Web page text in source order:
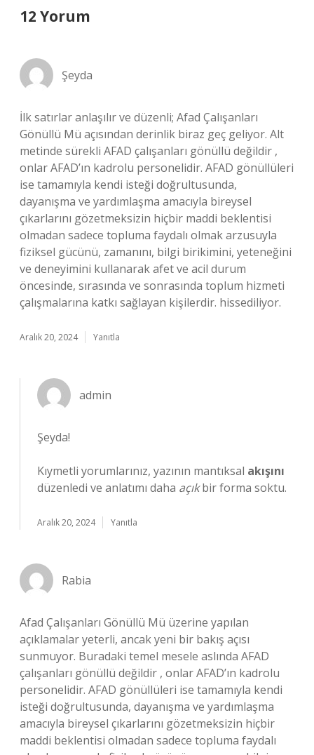
12 Yorum
Şeyda
İlk satırlar anlaşılır ve düzenli; Afad Çalışanları
Gönüllü Mü açısından derinlik biraz geç geliyor. Alt
metinde sürekli AFAD çalışanları gönüllü değildir ,
onlar AFAD’ın kadrolu personelidir. AFAD gönüllüleri
ise tamamıyla kendi isteği doğrultusunda,
dayanışma ve yardımlaşma amacıyla bireysel
çıkarlarını gözetmeksizin hiçbir maddi beklentisi
olmadan sadece topluma faydalı olmak arzusuyla
fiziksel gücünü, zamanını, bilgi birikimini, yeteneğini
ve deneyimini kullanarak afet ve acil durum
öncesinde, sırasında ve sonrasında toplum hizmeti
çalışmalarına katkı sağlayan kişilerdir. hissediliyor.
Aralık 20, 2024 Yanıtla
admin
Şeyda!
Kıymetli yorumlarınız, yazının mantıksal akışını
düzenledi ve anlatımı daha açıkbir forma soktu.
Aralık 20, 2024 Yanıtla
Rabia
Afad Çalışanları Gönüllü Mü üzerine yapılan
açıklamalar yeterli, ancak yeni bir bakış açısı
sunmuyor. Buradaki temel mesele aslında AFAD
çalışanları gönüllü değildir , onlar AFAD’ın kadrolu
personelidir. AFAD gönüllüleri ise tamamıyla kendi
isteği doğrultusunda, dayanışma ve yardımlaşma
amacıyla bireysel çıkarlarını gözetmeksizin hiçbir
maddi beklentisi olmadan sadece topluma faydalı